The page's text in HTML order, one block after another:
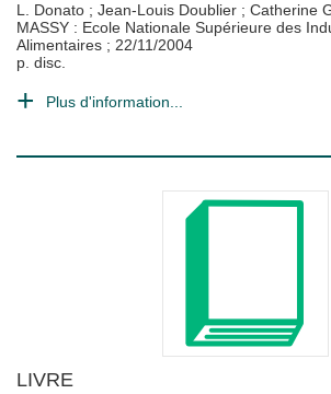
L. Donato ; Jean-Louis Doublier ; Catherine
MASSY : Ecole Nationale Supérieure des
Alimentaires ; 22/11/2004
p. disc.
Plus d'information...
LIVRE